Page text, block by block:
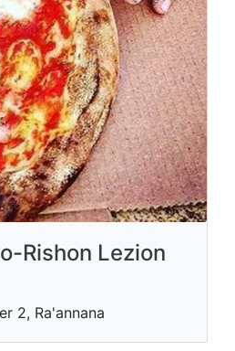
Rishon Lezion
2, Ra'annana